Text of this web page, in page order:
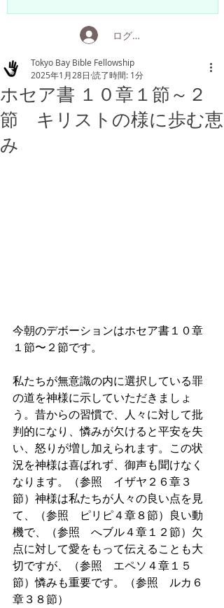
ログイン
ホセア書 １０章１節～２
節 キリストの様に歩む恵
み
Tokyo Bay Bible Fellowship
2025年1月28日 読了時間: 1分
今朝のデボーションはホセア書１０章
１節〜２節です。
私たちが無意識の内に選択している罪
の道を神様に示していただきましょ
う。昔からの習慣で、人々に対して批
判的になり、憐みが欠けると平安を失
い、怒りが増し加えられます。この状
況を神様は喜ばれず、御声も聞けなく
なります。（参照　イザヤ２６章３
節）神様は私たちが人々の良い点を見
て、（参照　ピリピ４章８節）良い動
機で、（参照　へブル４章１２節）欠
点に対して愛をもって伝えることも大
切ですが、（参照　エペソ４章１５
節）憐みも重要です。（参照　ルカ６
章３８節）